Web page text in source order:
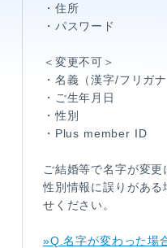
・住所
・パスワード
＜変更不可＞
・名義（漢字/フリガナ
・ご生年月日
・性別
・Plus member ID
ご結婚等で名字が変
性別情報に誤りがあ
せください。
»Q.名字が変わった場